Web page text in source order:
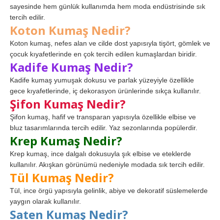
sayesinde hem günlük kullanımda hem moda endüstrisinde sık
tercih edilir.
Koton Kumaş Nedir?
Koton kumaş, nefes alan ve cilde dost yapısıyla tişört, gömlek ve
çocuk kıyafetlerinde en çok tercih edilen kumaşlardan biridir.
Kadife Kumaş Nedir?
Kadife kumaş yumuşak dokusu ve parlak yüzeyiyle özellikle
gece kıyafetlerinde, iç dekorasyon ürünlerinde sıkça kullanılır.
Şifon Kumaş Nedir?
Şifon kumaş, hafif ve transparan yapısıyla özellikle elbise ve
bluz tasarımlarında tercih edilir. Yaz sezonlarında popülerdir.
Krep Kumaş Nedir?
Krep kumaş, ince dalgalı dokusuyla şık elbise ve eteklerde
kullanılır. Akışkan görünümü nedeniyle modada sık tercih edilir.
Tül Kumaş Nedir?
Tül, ince örgü yapısıyla gelinlik, abiye ve dekoratif süslemelerde
yaygın olarak kullanılır.
Saten Kumaş Nedir?